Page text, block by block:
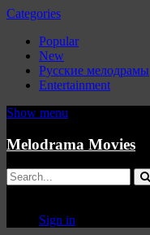
Categories
Popular
New
Русские мелодрамы
Entertainment
Show menu
Melodrama Movies
Sign in